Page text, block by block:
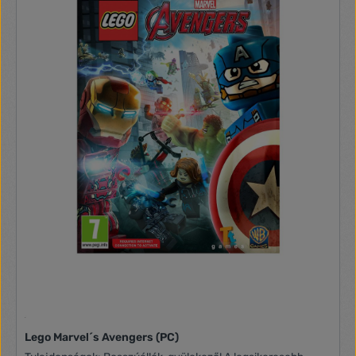
terjedelmes egyszemélyes kampányban, vagy a többjátékos
online csatatéren különféle tankokat, felderítő járműveket,
tüzérséget, rakétavetőket és légi támogatást is
használhatsz, hogy győzelemre segítsd a tieidet. Sőt
tetszőlegesen erősítheted meg kedvenc egységeidet
különféle fejlesztésekkel, és teheted őket sereged elitjévé.
Nincs macerás bázisépítgetés, csak HÁBORÚ: Állítsd össze
seregedet, gondosan tervezz és vesd bele magad egyből a
csatába a két izzasztó egyszemélyes hadjáratban, összesen
22 könyörtelen küldetésben! Igazán malacod van: Modern
felbontásban játszhatsz, akár 4K-ban, a 16:9 arányra
átalakított felületen, kiterjesztett zoomolással, átdolgozott
textúrákkal és részletes egységmodellekkel! Csatázz
barátaiddal: Izgalmas többszemélyes csaták várnak rád a
felújított többszemélyes játékmódban, akár 8 játékossal,
LAN-ban vagy az interneten! A játékon felül egyedi
bónusztartalom is vár rád, például az eredeti zene, exkluzív
digitális művészeti album, korábban ki nem adott anyagokkal,
rajongóinak, hanem a feltörekvő ifjú tábornokoknak is!
Lego Marvel´s Avengers (PC)